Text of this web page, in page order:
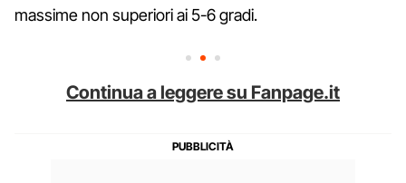
massime non superiori ai 5-6 gradi.
Continua a leggere su Fanpage.it